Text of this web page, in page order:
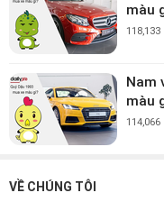
màu
118,133
Nam
màu
114,066
VỀ CHÚNG TÔI